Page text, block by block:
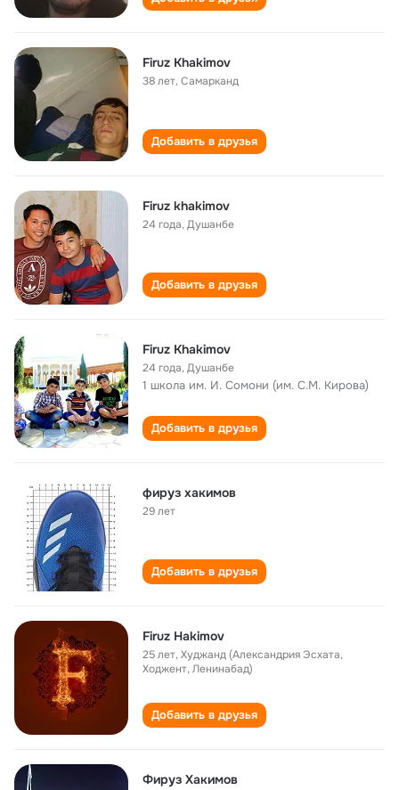
Firuz Khakimov
38 лет,Самарканд
Добавить в друзья
Firuz khakimov
24 года,Душанбе
Добавить в друзья
Firuz Khakimov
24 года,Душанбе
1 школа им. И. Сомони (им. С.М. Кирова)
Добавить в друзья
фируз хакимов
29 лет
Добавить в друзья
Firuz Hakimov
25 лет,Худжанд (Александрия Эсхата,
Ходжент, Ленинабад)
Добавить в друзья
Фируз Хакимов